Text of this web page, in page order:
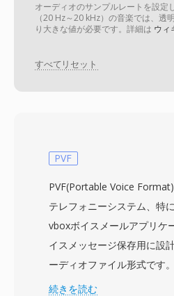
オーディオのサンプルレートを設定
（20 Hz～20 kHz）の音楽では、透
り大きな値が必要です。詳細は ウィ
すべてリセット
PVF
PVF(Portable Voice
テレフォニーシステム、特
vboxボイスメールアプリケ
イスメッセージ保存用に設
ーディオファイル形式です
代後半のヨーロッパのISDN
続きを読む